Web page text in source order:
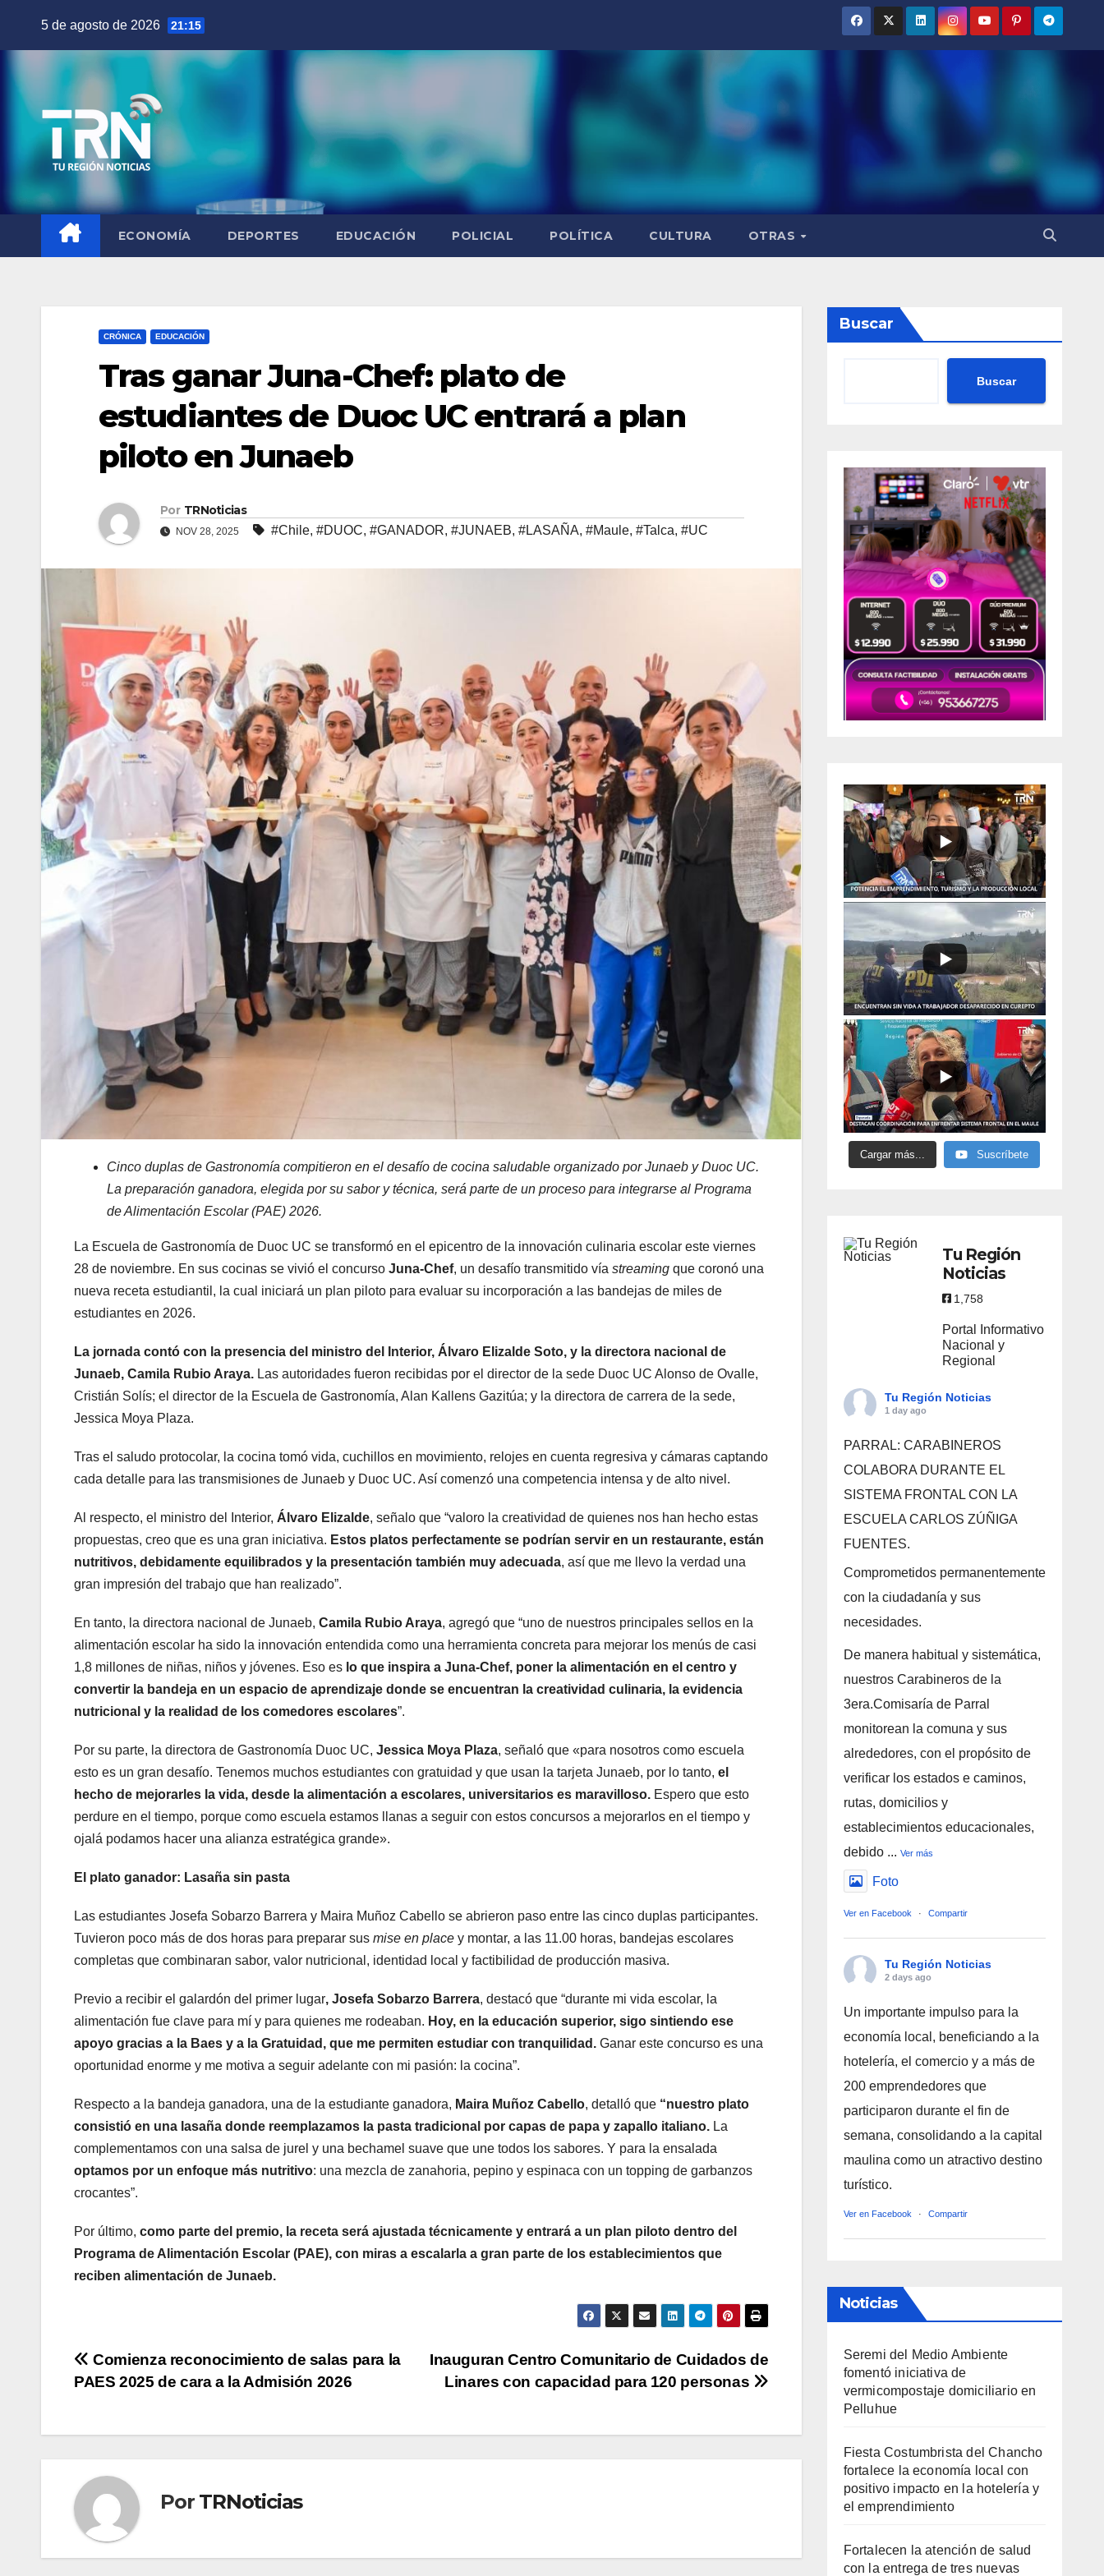
5 de agosto de 2026 21:15
ECONOMÍA DEPORTES EDUCACIÓN POLICIAL POLÍTICA CULTURA OTRAS
CRÓNICA EDUCACIÓN
Tras ganar Juna-Chef: plato de
estudiantes de Duoc UC entrará a plan
piloto en Junaeb
Por TRNoticias
NOV 28, 2025 #Chile, #DUOC, #GANADOR, #JUNAEB, #LASAÑA, #Maule, #Talca, #UC
Cinco duplas de Gastronomía compitieron en el desafío de cocina saludable organizado por Junaeb y Duoc UC.
La preparación ganadora, elegida por su sabor y técnica, será parte de un proceso para integrarse al Programa
de Alimentación Escolar (PAE) 2026.
La Escuela de Gastronomía de Duoc UC se transformó en el epicentro de la innovación culinaria escolar este viernes
28 de noviembre. En sus cocinas se vivió el concurso Juna-Chef, un desafío transmitido vía streaming que coronó una
nueva receta estudiantil, la cual iniciará un plan piloto para evaluar su incorporación a las bandejas de miles de
estudiantes en 2026.
La jornada contó con la presencia del ministro del Interior, Álvaro Elizalde Soto, y la directora nacional de
Junaeb, Camila Rubio Araya. Las autoridades fueron recibidas por el director de la sede Duoc UC Alonso de Ovalle,
Cristián Solís; el director de la Escuela de Gastronomía, Alan Kallens Gazitúa; y la directora de carrera de la sede,
Jessica Moya Plaza.
Tras el saludo protocolar, la cocina tomó vida, cuchillos en movimiento, relojes en cuenta regresiva y cámaras captando
cada detalle para las transmisiones de Junaeb y Duoc UC. Así comenzó una competencia intensa y de alto nivel.
Al respecto, el ministro del Interior, Álvaro Elizalde, señalo que “valoro la creatividad de quienes nos han hecho estas
propuestas, creo que es una gran iniciativa. Estos platos perfectamente se podrían servir en un restaurante, están
nutritivos, debidamente equilibrados y la presentación también muy adecuada, así que me llevo la verdad una
gran impresión del trabajo que han realizado”.
En tanto, la directora nacional de Junaeb, Camila Rubio Araya, agregó que “uno de nuestros principales sellos en la
alimentación escolar ha sido la innovación entendida como una herramienta concreta para mejorar los menús de casi
1,8 millones de niñas, niños y jóvenes. Eso es lo que inspira a Juna-Chef, poner la alimentación en el centro y
convertir la bandeja en un espacio de aprendizaje donde se encuentran la creatividad culinaria, la evidencia
nutricional y la realidad de los comedores escolares”.
Por su parte, la directora de Gastronomía Duoc UC, Jessica Moya Plaza, señaló que «para nosotros como escuela
esto es un gran desafío. Tenemos muchos estudiantes con gratuidad y que usan la tarjeta Junaeb, por lo tanto, el
hecho de mejorarles la vida, desde la alimentación a escolares, universitarios es maravilloso. Espero que esto
perdure en el tiempo, porque como escuela estamos llanas a seguir con estos concursos a mejorarlos en el tiempo y
ojalá podamos hacer una alianza estratégica grande».
El plato ganador: Lasaña sin pasta
Las estudiantes Josefa Sobarzo Barrera y Maira Muñoz Cabello se abrieron paso entre las cinco duplas participantes.
Tuvieron poco más de dos horas para preparar sus mise en place y montar, a las 11.00 horas, bandejas escolares
completas que combinaran sabor, valor nutricional, identidad local y factibilidad de producción masiva.
Previo a recibir el galardón del primer lugar, Josefa Sobarzo Barrera, destacó que “durante mi vida escolar, la
alimentación fue clave para mí y para quienes me rodeaban. Hoy, en la educación superior, sigo sintiendo ese
apoyo gracias a la Baes y a la Gratuidad, que me permiten estudiar con tranquilidad. Ganar este concurso es una
oportunidad enorme y me motiva a seguir adelante con mi pasión: la cocina”.
Respecto a la bandeja ganadora, una de la estudiante ganadora, Maira Muñoz Cabello, detalló que “nuestro plato
consistió en una lasaña donde reemplazamos la pasta tradicional por capas de papa y zapallo italiano. La
complementamos con una salsa de jurel y una bechamel suave que une todos los sabores. Y para la ensalada
optamos por un enfoque más nutritivo: una mezcla de zanahoria, pepino y espinaca con un topping de garbanzos
crocantes”.
Por último, como parte del premio, la receta será ajustada técnicamente y entrará a un plan piloto dentro del
Programa de Alimentación Escolar (PAE), con miras a escalarla a gran parte de los establecimientos que
reciben alimentación de Junaeb.
Navegación
entradas
Inauguran Centro Comunitario de Cuidados de
Linares con capacidad para 120 personas
Comienza reconocimiento de salas para la
PAES 2025 de cara a la Admisión 2026
Por TRNoticias
Buscar
Buscar
Cargar más... Suscríbete
Tu Región
Noticias
1,758
Portal Informativo
Nacional y
Regional
Tu Región Noticias
1 day ago
PARRAL: CARABINEROS
COLABORA DURANTE EL
SISTEMA FRONTAL CON LA
ESCUELA CARLOS ZÚÑIGA
FUENTES.
Comprometidos permanentemente
con la ciudadanía y sus
necesidades.
De manera habitual y sistemática,
nuestros Carabineros de la
3era.Comisaría de Parral
monitorean la comuna y sus
alrededores, con el propósito de
verificar los estados e caminos,
rutas, domicilios y
establecimientos educacionales,
debido ... Ver más
Foto
Ver en Facebook · Compartir
Tu Región Noticias
2 days ago
Un importante impulso para la
economía local, beneficiando a la
hotelería, el comercio y a más de
200 emprendedores que
participaron durante el fin de
semana, consolidando a la capital
maulina como un atractivo destino
turístico.
Ver en Facebook · Compartir
Noticias
Seremi del Medio Ambiente
fomentó iniciativa de
vermicompostaje domiciliario en
Pelluhue
Fiesta Costumbrista del Chancho
fortalece la economía local con
positivo impacto en la hotelería y
el emprendimiento
Fortalecen la atención de salud
con la entrega de tres nuevas